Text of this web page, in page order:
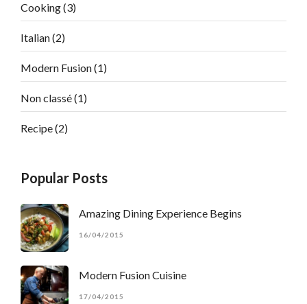
Cooking(3)
Italian(2)
Modern Fusion(1)
Non classé(1)
Recipe(2)
Popular Posts
Amazing Dining Experience Begins
16/04/2015
Modern Fusion Cuisine
17/04/2015